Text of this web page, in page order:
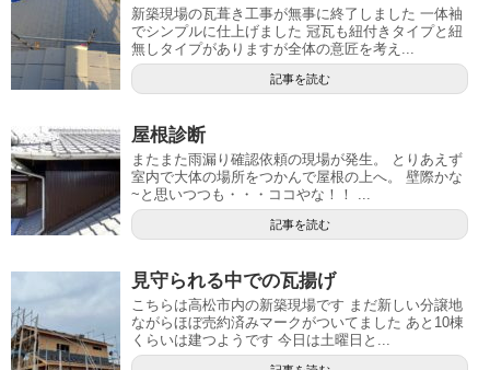
新築現場の瓦葺き工事が無事に終了しました 一体袖
でシンプルに仕上げました 冠瓦も紐付きタイプと紐
無しタイプがありますが全体の意匠を考え...
記事を読む
屋根診断
またまた雨漏り確認依頼の現場が発生。 とりあえず
室内で大体の場所をつかんで屋根の上へ。 壁際かな
~と思いつつも・・・ココやな！！ ...
記事を読む
見守られる中での瓦揚げ
こちらは高松市内の新築現場です まだ新しい分譲地
ながらほぼ売約済みマークがついてました あと10棟
くらいは建つようです 今日は土曜日と...